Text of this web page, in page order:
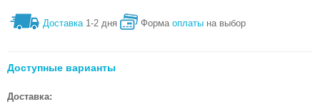
Доставка1-2 дня Форма оплаты на выбор
Доступные варианты
Доставка: